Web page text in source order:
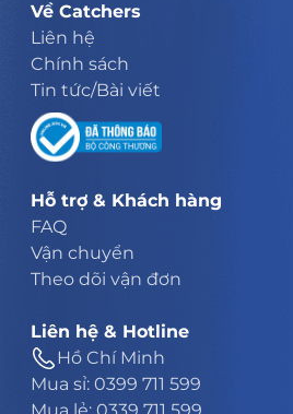
Về Catchers
Liên hệ
Chính sách
Tin tức/Bài viết
Hỗ trợ & Khách hàng
FAQ
Vận chuyển
Theo dõi vận đơn
Liên hệ & Hotline
Hồ Chí Minh
Mua sỉ: 0399 711 599